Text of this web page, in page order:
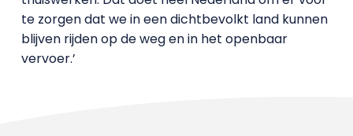
te zorgen dat we in een dichtbevolkt land kunnen
blijven rijden op de weg en in het openbaar
vervoer.’